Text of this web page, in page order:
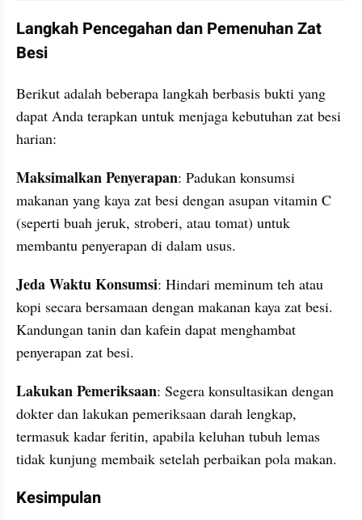
Langkah Pencegahan dan Pemenuhan Zat
Besi
Berikut adalah beberapa langkah berbasis bukti yang
dapat Anda terapkan untuk menjaga kebutuhan zat besi
harian:
Maksimalkan Penyerapan: Padukan konsumsi
makanan yang kaya zat besi dengan asupan vitamin C
(seperti buah jeruk, stroberi, atau tomat) untuk
membantu penyerapan di dalam usus.
Jeda Waktu Konsumsi: Hindari meminum teh atau
kopi secara bersamaan dengan makanan kaya zat besi.
Kandungan tanin dan kafein dapat menghambat
penyerapan zat besi.
Lakukan Pemeriksaan: Segera konsultasikan dengan
dokter dan lakukan pemeriksaan darah lengkap,
termasuk kadar feritin, apabila keluhan tubuh lemas
tidak kunjung membaik setelah perbaikan pola makan.
Kesimpulan